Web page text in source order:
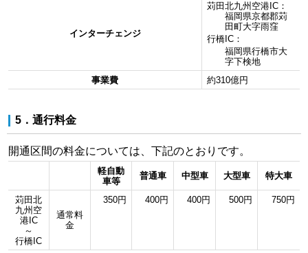
インターチェンジ
苅田北九州空港IC：
福岡県京都郡苅
田町大字雨窪
行橋IC：
福岡県行橋市大
字下検地
事業費
約310億円
5．通行料金
開通区間の料金については、下記のとおりです。
軽自動
車等
普通車 中型車 大型車 特大車
苅田北
九州空
港IC
～
行橋IC
通常料
金
350円 400円 400円 500円 750円